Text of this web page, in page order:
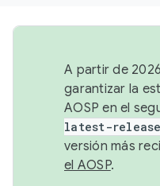
A partir de
garantizar la
AOSP en el
latest-release
versión más
el AOSP.